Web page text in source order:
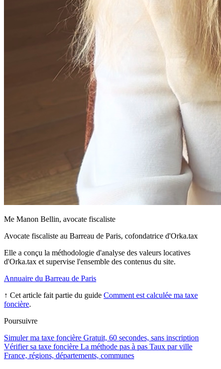
Me Manon Bellin, avocate fiscaliste
Avocate fiscaliste au Barreau de Paris, cofondatrice d'Orka.tax
Elle a conçu la méthodologie d'analyse des valeurs locatives
d'Orka.tax et supervise l'ensemble des contenus du site.
Annuaire du Barreau de Paris
↑ Cet article fait partie du guide Comment est calculée ma taxe
foncière.
Poursuivre
Simuler ma taxe foncière Gratuit, 60 secondes, sans inscription
Vérifier sa taxe foncière La méthode pas à pas Taux par ville
France, régions, départements, communes